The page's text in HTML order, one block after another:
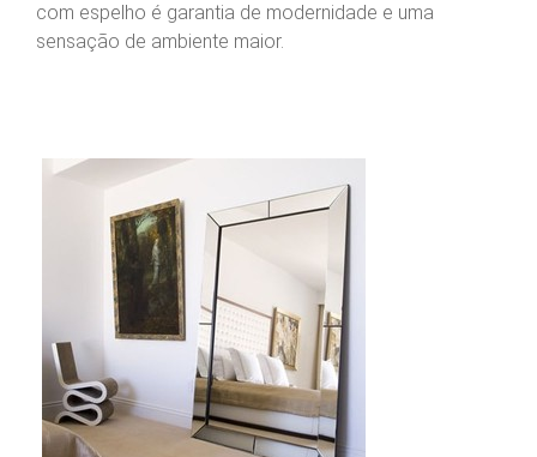
com espelho é garantia de modernidade e uma
sensação de ambiente maior.